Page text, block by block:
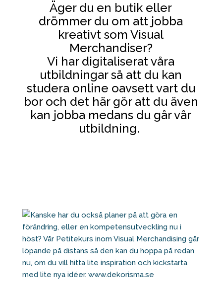
Äger du en butik eller
drömmer du om att jobba
kreativt som Visual
Merchandiser?
Vi har digitaliserat våra
utbildningar så att du kan
studera online oavsett vart du
bor och det här gör att du även
kan jobba medans du går vår
utbildning.